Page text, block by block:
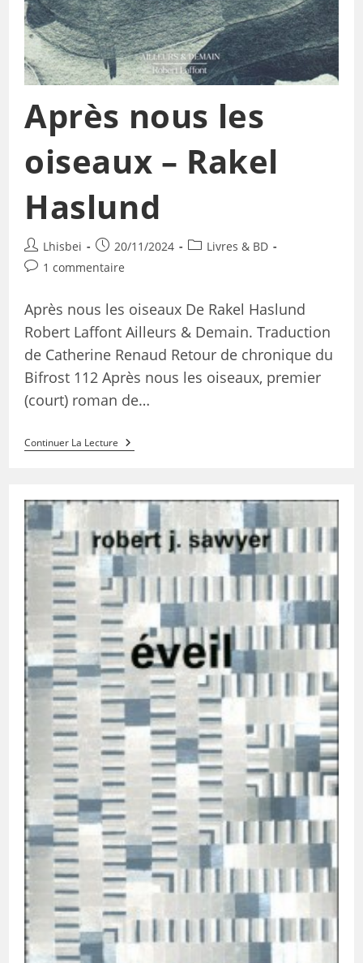
Après nous les
oiseaux – Rakel
Haslund
Lhisbei 20/11/2024
Livres & BD
1 commentaire
Après nous les oiseaux De Rakel Haslund
Robert Laffont Ailleurs & Demain. Traduction
de Catherine Renaud Retour de chronique du
Bifrost 112 Après nous les oiseaux, premier
(court) roman de…
Continuer La Lecture